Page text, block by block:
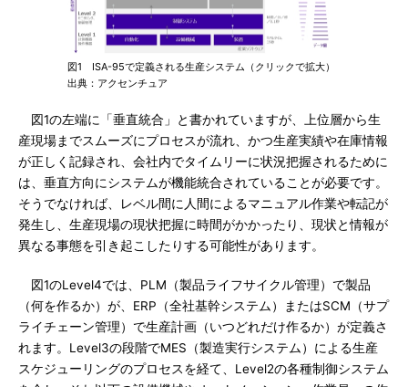
図1 ISA-95で定義される生産システム（クリックで拡大）
出典：アクセンチュア
図1の左端に「垂直統合」と書かれていますが、上位層から生
産現場までスムーズにプロセスが流れ、かつ生産実績や在庫情報
が正しく記録され、会社内でタイムリーに状況把握されるために
は、垂直方向にシステムが機能統合されていることが必要です。
そうでなければ、レベル間に人間によるマニュアル作業や転記が
発生し、生産現場の現状把握に時間がかかったり、現状と情報が
異なる事態を引き起こしたりする可能性があります。
図1のLevel4では、PLM（製品ライフサイクル管理）で製品
（何を作るか）が、ERP（全社基幹システム）またはSCM（サプ
ライチェーン管理）で生産計画（いつどれだけ作るか）が定義さ
れます。Level3の段階でMES（製造実行システム）による生産
スケジューリングのプロセスを経て、Level2の各種制御システム